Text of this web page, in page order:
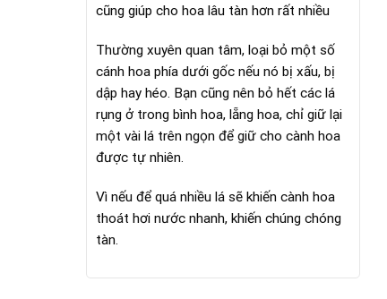
cũng giúp cho hoa lâu tàn hơn rất nhiều
Thường xuyên quan tâm, loại bỏ một số
cánh hoa phía dưới gốc nếu nó bị xấu, bị
dập hay héo. Bạn cũng nên bỏ hết các lá
rụng ở trong bình hoa, lẵng hoa, chỉ giữ lại
một vài lá trên ngọn để giữ cho cành hoa
được tự nhiên.
Vì nếu để quá nhiều lá sẽ khiến cành hoa
thoát hơi nước nhanh, khiến chúng chóng
tàn.